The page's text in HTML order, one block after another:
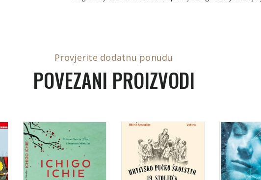
Provjerite dodatnu ponudu
POVEZANI PROIZVODI